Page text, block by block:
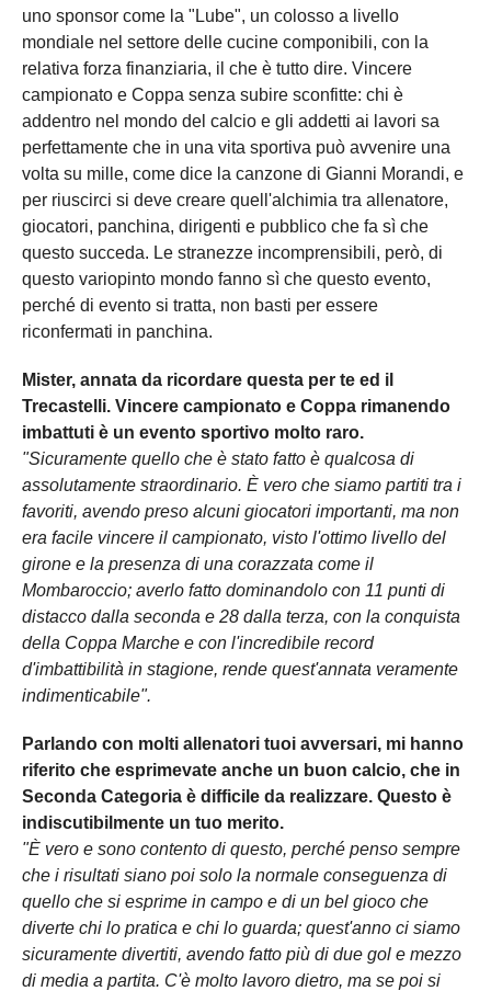
uno sponsor come la "Lube", un colosso a livello
mondiale nel settore delle cucine componibili, con la
relativa forza finanziaria, il che è tutto dire. Vincere
campionato e Coppa senza subire sconfitte: chi è
addentro nel mondo del calcio e gli addetti ai lavori sa
perfettamente che in una vita sportiva può avvenire una
volta su mille, come dice la canzone di Gianni Morandi, e
per riuscirci si deve creare quell'alchimia tra allenatore,
giocatori, panchina, dirigenti e pubblico che fa sì che
questo succeda. Le stranezze incomprensibili, però, di
questo variopinto mondo fanno sì che questo evento,
perché di evento si tratta, non basti per essere
riconfermati in panchina.
Mister, annata da ricordare questa per te ed il
Trecastelli. Vincere campionato e Coppa rimanendo
imbattuti è un evento sportivo molto raro.
"Sicuramente quello che è stato fatto è qualcosa di
assolutamente straordinario. È vero che siamo partiti tra i
favoriti, avendo preso alcuni giocatori importanti, ma non
era facile vincere il campionato, visto l'ottimo livello del
girone e la presenza di una corazzata come il
Mombaroccio; averlo fatto dominandolo con 11 punti di
distacco dalla seconda e 28 dalla terza, con la conquista
della Coppa Marche e con l'incredibile record
d'imbattibilità in stagione, rende quest'annata veramente
indimenticabile".
Parlando con molti allenatori tuoi avversari, mi hanno
riferito che esprimevate anche un buon calcio, che in
Seconda Categoria è difficile da realizzare. Questo è
indiscutibilmente un tuo merito.
"È vero e sono contento di questo, perché penso sempre
che i risultati siano poi solo la normale conseguenza di
quello che si esprime in campo e di un bel gioco che
diverte chi lo pratica e chi lo guarda; quest'anno ci siamo
sicuramente divertiti, avendo fatto più di due gol e mezzo
di media a partita. C'è molto lavoro dietro, ma se poi si